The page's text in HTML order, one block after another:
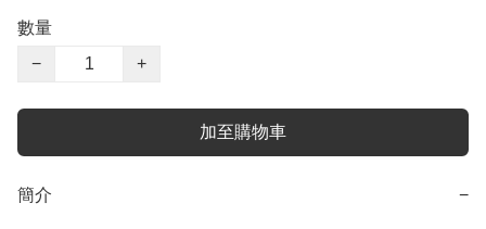
數量
−
+
加至購物車
簡介 −